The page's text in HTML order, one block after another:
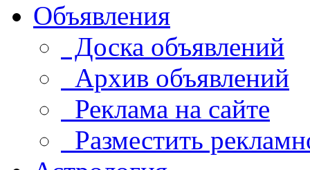
Объявления
Доска объявлений
Архив объявлений
Реклама на сайте
Разместить